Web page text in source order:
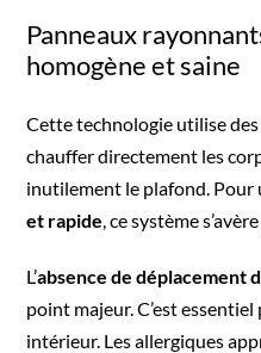
Panneaux
homogène et saine
Cette technologie utilise
chauffer directement les
inutilement le plafond. Pour
et rapide, ce système
L’absence de déplacement
point majeur. C’est
intérieur. Les allergiques